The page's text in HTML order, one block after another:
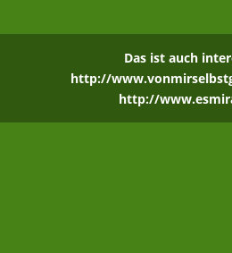
Das ist auch
http://
http://